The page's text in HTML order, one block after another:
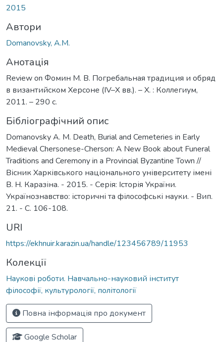
2015
Автори
Domanovsky, A.M.
Анотація
Review on Фомин М. В. Погребальная традиция и обряд
в византийском Херсоне (IV–X вв.). – Х. : Коллегиум,
2011. – 290 с.
Бібліографічний опис
Domanovsky A. M. Death, Burial and Cemeteries in Early
Medieval Chersonese-Cherson: A New Book about Funeral
Traditions and Ceremony in a Provincial Byzantine Town //
Вісник Харківського національного університету імені
В. Н. Каразіна. - 2015. - Серія: Історія України.
Українознавство: історичні та філософські науки. - Вип.
21. - С. 106-108.
URI
https://ekhnuir.karazin.ua/handle/123456789/11953
Колекції
Наукові роботи. Навчально-науковий інститут
філософії, культурології, політології
Повна інформація про документ
Google Scholar